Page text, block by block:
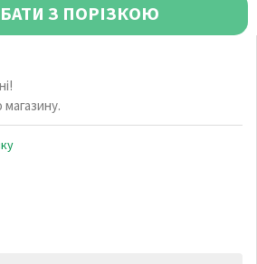
З ПОРІЗКОЮ
магазину.